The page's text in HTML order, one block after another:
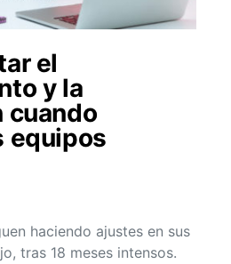
el
y la
cuando
equipos
haciendo ajustes en sus
tras 18 meses intensos.